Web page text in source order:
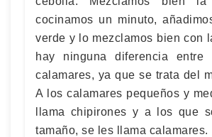
cocinamos un minuto,
verde y lo mezclamos bien con
hay ninguna diferencia entre
calamares, ya que se trata del
A los calamares pequeños y
llama chipirones y a los que
tamaño, se les llama calamares.